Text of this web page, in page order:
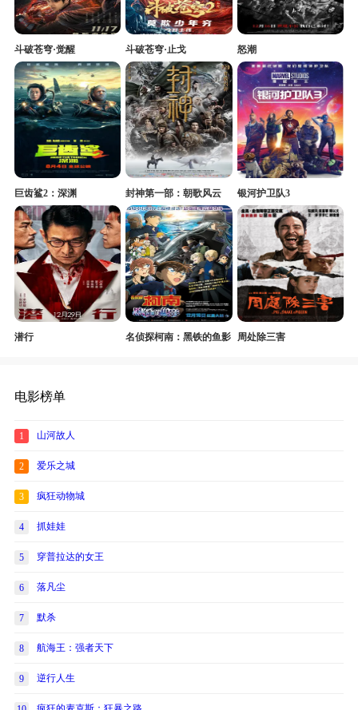
斗破苍穹·觉醒 斗破苍穹·止戈 怒潮
巨齿鲨2：深渊 封神第一部：朝歌风云 银河护卫队3
潜行 名侦探柯南：黑铁的鱼影 周处除三害
电影榜单
1 山河故人
2 爱乐之城
3 疯狂动物城
4 抓娃娃
5 穿普拉达的女王
6 落凡尘
7 默杀
8 航海王：强者天下
9 逆行人生